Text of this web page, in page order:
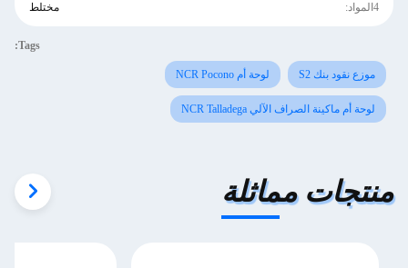
4المواد: مختلط
Tags:
موزع نقود بنك S2 لوحة أم NCR Pocono
لوحة أم ماكينة الصراف الآلي NCR Talladega
منتجات مماثلة